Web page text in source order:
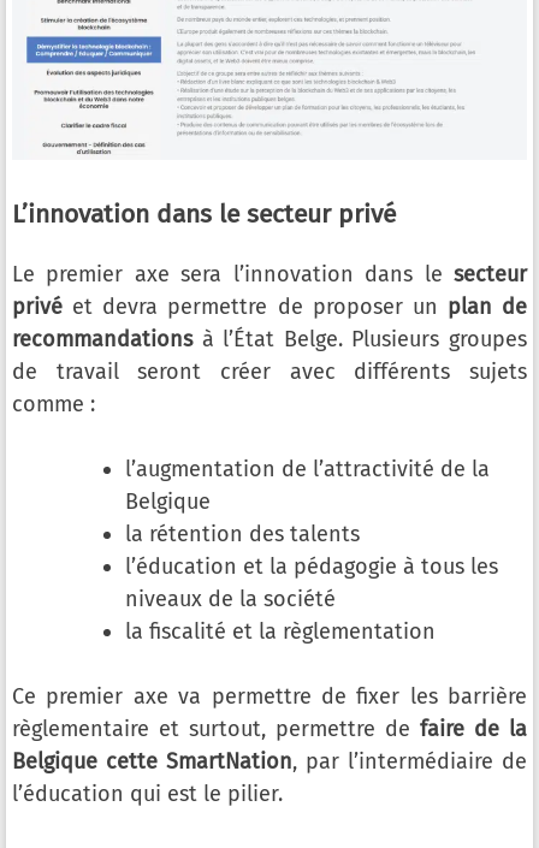
L’innovation dans le secteur privé
Le premier axe sera l’innovation dans le secteur
privé et devra permettre de proposer un plan de
recommandationsà l’État Belge. Plusieurs groupes
de travail seront créer avec différents sujets
comme :
l’augmentation de l’attractivité de la
Belgique
la rétention des talents
l’éducation et la pédagogie à tous les
niveaux de la société
la fiscalité et la règlementation
Ce premier axe va permettre de fixer les barrière
règlementaire et surtout, permettre de faire de la
Belgique cette SmartNation, par l’intermédiaire de
l’éducation qui est le pilier.